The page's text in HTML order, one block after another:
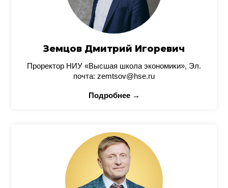
Земцов Дмитрий Игоревич
Проректор НИУ «Высшая школа экономики», Эл.
почта: zemtsov@hse.ru
Подробнее →